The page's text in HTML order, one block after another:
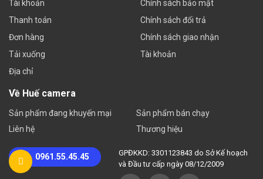
Tài khoản
Thanh toán
Đơn hàng
Tải xuống
Địa chỉ
Chính sách bảo mật
Chính sách đổi trả
Chính sách giao nhận
Tài khoản
Về Huế camera
Sản phẩm đang khuyến mại
Liên hệ
Sản phẩm bán chạy
Thương hiệu
0961.55.45.45
GPĐKKD: 3301123843 do Sở Kế hoạch
và Đầu tư cấp ngày 08/12/2009